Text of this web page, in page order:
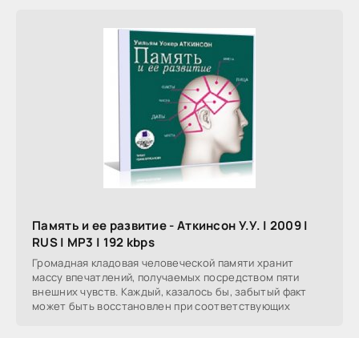
Память и ее развитие - Аткинсон У.У. | 2009 |
RUS | MP3 | 192 kbps
Громадная кладовая человеческой памяти хранит
массу впечатлений, получаемых посредством пяти
внешних чувств. Каждый, казалось бы, забытый факт
может быть восстановлен при соответствующих